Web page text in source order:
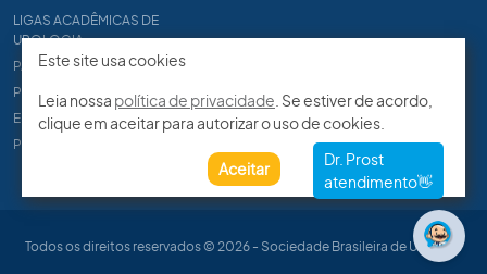
LIGAS ACADÊMICAS DE
UROLOGIA
PAPER
PROCET
EDITAIS
PROGRAMA DE RESIDÊNCIA
Todos os direitos reservados © 2026 - Sociedade Brasileira de Urologia
Este site usa cookies
Leia nossa política de privacidade . Se estiver de acordo,
clique em aceitar para autorizar o uso de cookies.
Aceitar